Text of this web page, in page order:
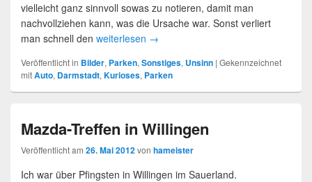
vielleicht ganz sinnvoll sowas zu notieren, damit man
nachvollziehen kann, was die Ursache war. Sonst verliert
man schnell den weiterlesen →
Veröffentlicht in Bilder, Parken, Sonstiges, Unsinn | Gekennzeichnet
mitAuto, Darmstadt, Kurioses, Parken
Mazda-Treffen in Willingen
Veröffentlicht am 26. Mai 2012von hameister
Ich war über Pfingsten in Willingen im Sauerland.